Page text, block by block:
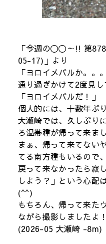
「今週の〇〇～!! 第
05-17)」より
「ヨロイメバルか。。。
通り過ぎかけて2度見し
「ヨロイメバルだ！」
個人的には、十数年ぶ
大瀬崎では、久しぶり
ろ温帯種が帰って来ま
まぁ、帰って来てない
てる南方種もいるので
戻って来なかったら寂
しよう？」という心配
(^^)
もちろん、帰って来た
ながら撮影しましたよ！
(2026-05 大瀬崎 -8m)